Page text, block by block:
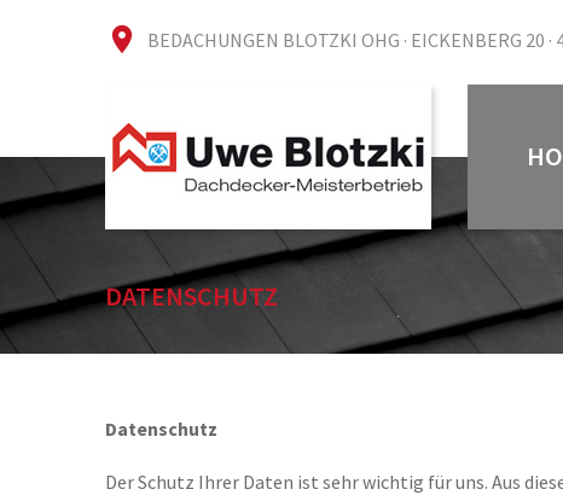
BEDACHUNGEN BLOTZKI OHG · EICKENBERG 20 ·
DATENSCHUTZ
Datenschutz
Der Schutz Ihrer Daten ist sehr wichtig für uns. Aus